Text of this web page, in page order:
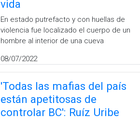
vida
En estado putrefacto y con huellas de
violencia fue localizado el cuerpo de un
hombre al interior de una cueva
08/07/2022
'Todas las mafias del país
están apetitosas de
controlar BC': Ruíz Uribe